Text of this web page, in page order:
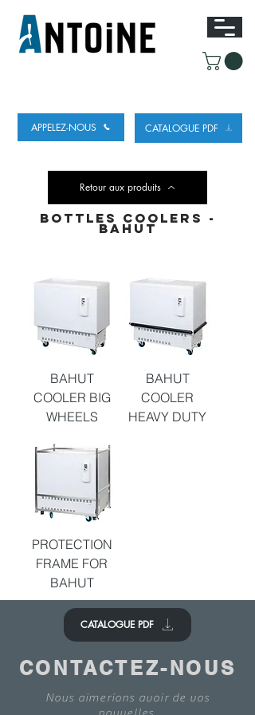
APPELEZ-NOUS CATALOGUE PDF
Retour aux produits
BOTTLES coolers -
BAHUT
BAHUT
COOLER BIG
WHEELS
BAHUT
COOLER
HEAVY DUTY
PROTECTION
FRAME FOR
BAHUT
CATALOGUE PDF
CONTACTEZ-NOUS
Nous aimerions avoir de vos